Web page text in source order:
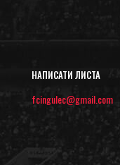
НАПИСАТИ ЛИСТА
fcingulec@gmail.com